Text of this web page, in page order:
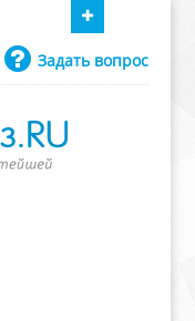
8 (800) 234-9484
Задать вопрос